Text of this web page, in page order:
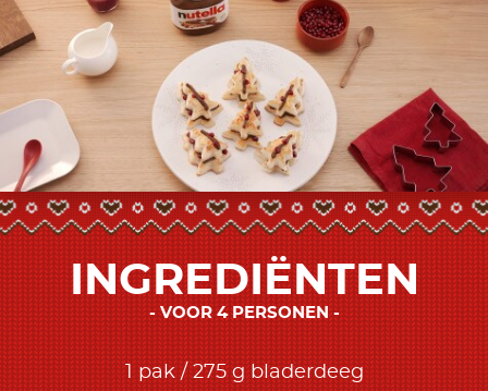
INGREDIËNTEN
VOOR 4 PERSONEN
1 pak / 275 g bladerdeeg